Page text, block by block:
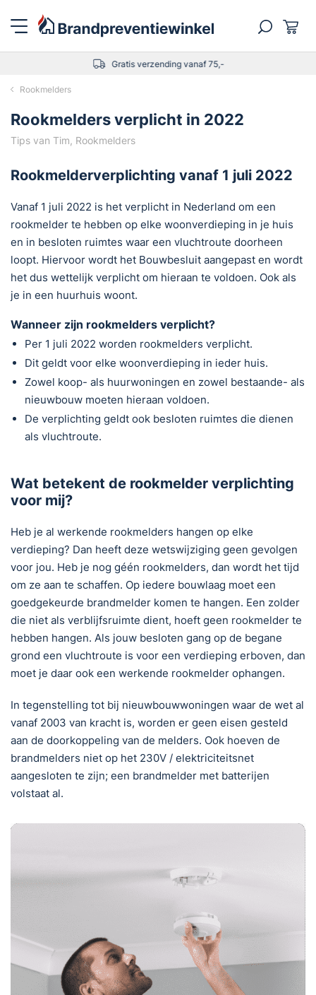
Gratis verzending vanaf 75,-
Rookmelders
Rookmelders verplicht in 2022
Tips van Tim, Rookmelders
Rookmelderverplichting vanaf 1 juli 2022
Vanaf 1 juli 2022 is het verplicht in Nederland om een
rookmelder te hebben op elke woonverdieping in je huis
en in besloten ruimtes waar een vluchtroute doorheen
loopt. Hiervoor wordt het Bouwbesluit aangepast en wordt
het dus wettelijk verplicht om hieraan te voldoen. Ook als
je in een huurhuis woont.
Wanneer zijn rookmelders verplicht?
Per 1 juli 2022 worden rookmelders verplicht.
Dit geldt voor elke woonverdieping in ieder huis.
Zowel koop- als huurwoningen en zowel bestaande- als
nieuwbouw moeten hieraan voldoen.
De verplichting geldt ook besloten ruimtes die dienen
als vluchtroute.
Wat betekent de rookmelder verplichting
voor mij?
Heb je al werkende rookmelders hangen op elke
verdieping? Dan heeft deze wetswijziging geen gevolgen
voor jou. Heb je nog géén rookmelders, dan wordt het tijd
om ze aan te schaffen. Op iedere bouwlaag moet een
goedgekeurde brandmelder komen te hangen. Een zolder
die niet als verblijfsruimte dient, hoeft geen rookmelder te
hebben hangen. Als jouw besloten gang op de begane
grond een vluchtroute is voor een verdieping erboven, dan
moet je daar ook een werkende rookmelder ophangen.
In tegenstelling tot bij nieuwbouwwoningen waar de wet al
vanaf 2003 van kracht is, worden er geen eisen gesteld
aan de doorkoppeling van de melders. Ook hoeven de
brandmelders niet op het 230V / elektriciteitsnet
aangesloten te zijn; een brandmelder met batterijen
volstaat al.